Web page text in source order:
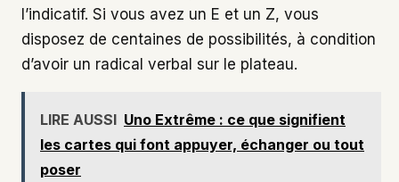
l’indicatif. Si vous avez un E et un Z, vous
disposez de centaines de possibilités, à condition
d’avoir un radical verbal sur le plateau.
LIRE AUSSI Uno Extrême : ce que signifient
les cartes qui font appuyer, échanger ou tout
poser